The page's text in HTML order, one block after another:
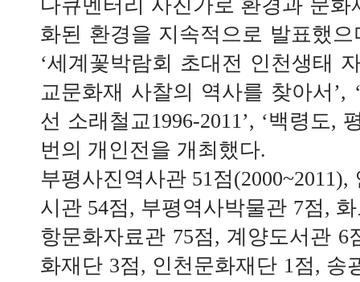
다큐멘터리 사진가로 환경과 문
화된 환경을 지속적으로 발표했으
‘세계꽃박람회 초대전 인천생태
교문화재 사찰의 역사를 찾아서’,
선 소래철교1996-2011’, ‘백령도,
번의 개인전을 개최했다.
부평사진역사관 51점
시관 54점, 부평역사박물관 7점,
항문화자료관 75점, 계양도서관
화재단 3점, 인천문화재단 1점, 송